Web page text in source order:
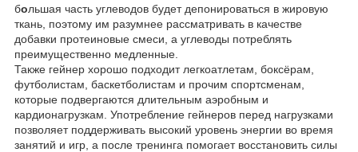
большая часть углеводов будет депонироваться в жировую
ткань, поэтому им разумнее рассматривать в качестве
добавки протеиновые смеси, а углеводы потреблять
преимущественно медленные.
Также гейнер хорошо подходит легкоатлетам, боксёрам,
футболистам, баскетболистам и прочим спортсменам,
которые подвергаются длительным аэробным и
кардионагрузкам. Употребление гейнеров перед нагрузками
позволяет поддерживать высокий уровень энергии во время
занятий и игр, а после тренинга помогает восстановить силы